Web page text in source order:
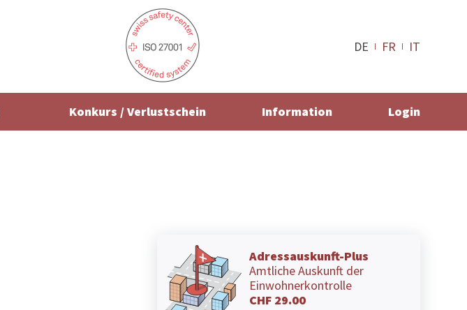
DE FR IT
Konkurs / Verlustschein Information Login
Adressauskunft-Plus
Amtliche Auskunft der
Einwohnerkontrolle
CHF 29.00